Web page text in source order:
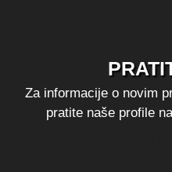
Za informacije o novim
pratite naše profile